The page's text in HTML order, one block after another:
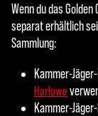
Wenn du das
separat erhältlich
Sammlung:
Kammer-
Harlowe
Kammer-